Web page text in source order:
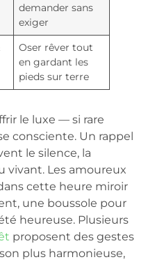
demander sans
exiger
Oser rêver tout
en gardant les
pieds sur terre
le luxe — si rare
consciente. Un rappel
le silence, la
vivant. Les amoureux
cette heure miroir
une boussole pour
heureuse. Plusieurs
proposent des gestes
plus harmonieuse,